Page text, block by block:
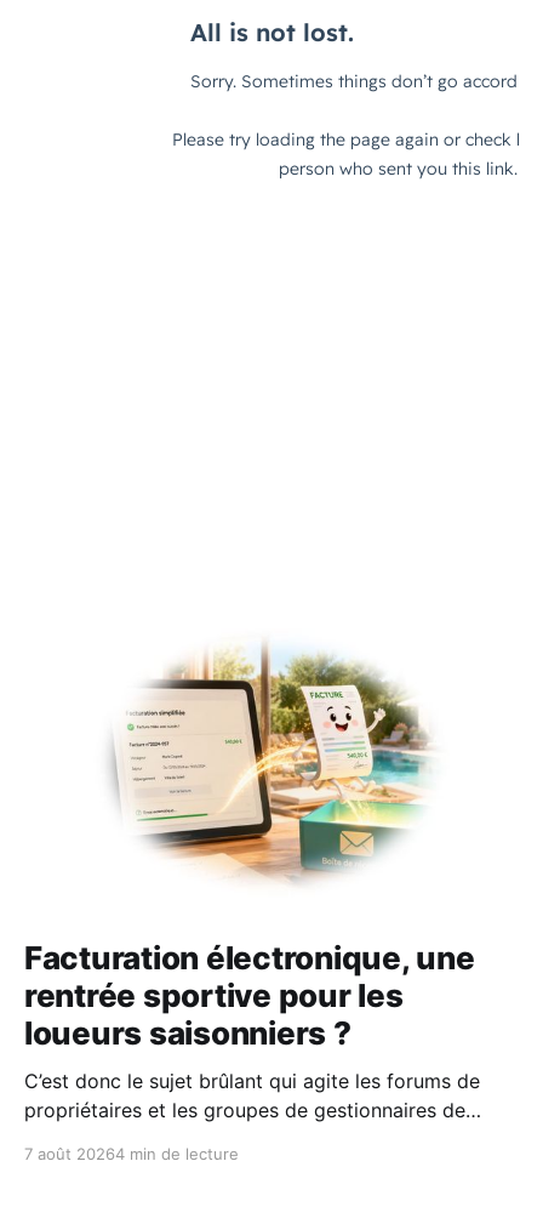
Facturation électronique, une
rentrée sportive pour les
loueurs saisonniers ?
C’est donc le sujet brûlant qui agite les forums de
propriétaires et les groupes de gestionnaires de
7 août 20264 min de lecture